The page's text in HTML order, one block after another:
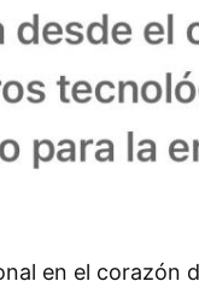
en el corazón